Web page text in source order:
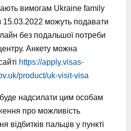
вимогам Ukraine family
можуть подавати
без подальшої потреби
Анкету можна
https://apply.visas-
product/uk-visit-visa
надсилати цим особам
про можливість
відбитків пальців у пункті